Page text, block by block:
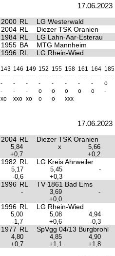
17.06.2023
2000 RL LG Westerwald
2004 RL Diezer TSK Oranien
1984 RL LG Lahn-Aar-Esterau
1955 BA MTG Mannheim
1996 RL LG Rhein-Wied
143 146 149 152 155 158 161 164 185
----- ----- ----- ----- ----- ----- ----- ----- -----
- - - - - - - - o
- - - o o o o o -
xo xxo xo o o
xxx
17.06.2023
2004 RL Diezer TSK Oranien
5,84 x
5,66
+0,7 +0,2
1982 RL LG Kreis Ahrweiler
5,17 5,45
-
-0,6 +0,3
1996 RL TV 1861 Bad Ems
- 3,69
-
+0,0
1996 RL LG Rhein-Wied
5,00 5,08
4,94
-1,7 +0,6 -0,3
1977 RL SpVgg 04/13 Burgbrohl
4,80 4,85
4,90
+0,7 +1,1 +1,8